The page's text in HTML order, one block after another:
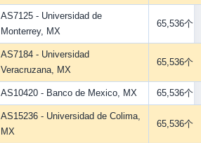
AS7125 - Universidad de
Monterrey, MX
65,536个
AS7184 - Universidad
Veracruzana, MX
65,536个
AS10420 - Banco de Mexico, MX 65,536个
AS15236 - Universidad de Colima,
MX
65,536个